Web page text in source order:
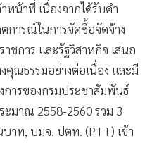
หน้าที่ เนื่องจากได้รับคำ
การณ์ในการจัดซื้อจัดจ้าง
ชการ และรัฐวิสาหกิจ เสนอ
คุณธรรมอย่างต่อเนื่อง และมี
การของกรมประชาสัมพันธ์
ะมาณ 2558-2560 รวม 3
บาท, บมจ. ปตท. (PTT) เข้า